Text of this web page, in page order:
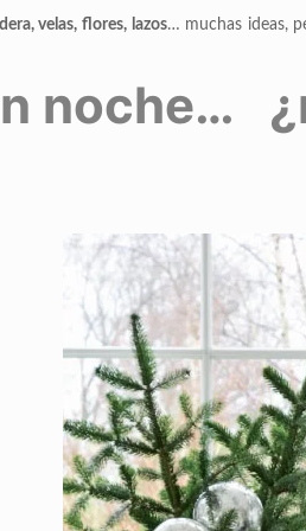
velas, flores, lazos… muchas ideas,
noche…